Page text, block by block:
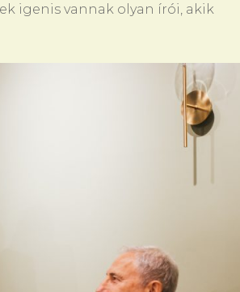
igenis vannak olyan írói, akik